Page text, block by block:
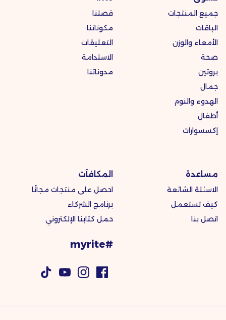
جميع المنتجات
الباقات
الأمعاء والوزن
صحة
بروتين
جمال
الهدوء والنوم
أطفال
إكسسوارات
قصتنا
مكوناتنا
التعليقات
الاستدامة
مدوناتنا
مساعدة
الاسئلة الشائعة
كيف تستعمل
اتصل بنا
المكافآت
احصل على منتجات مجانًا
برنامج الشركاء
حمل كتابنا الإلكتروني
#myrite